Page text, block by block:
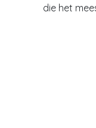
die het